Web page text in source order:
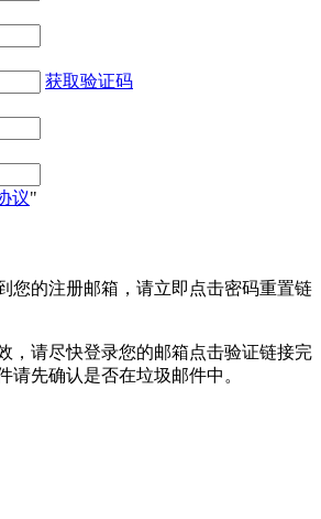
获取验证码
议"
您的注册邮箱，请立即点击密码重置链
，请尽快登录您的邮箱点击验证链接完
请先确认是否在垃圾邮件中。